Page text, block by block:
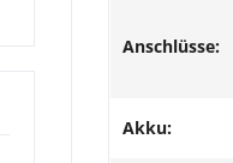
Anschlüsse:
Akku: